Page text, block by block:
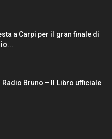
a Carpi per il gran finale di
Radio Bruno – Il Libro ufficiale